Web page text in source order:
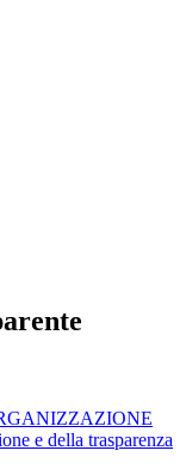
e della trasparenza